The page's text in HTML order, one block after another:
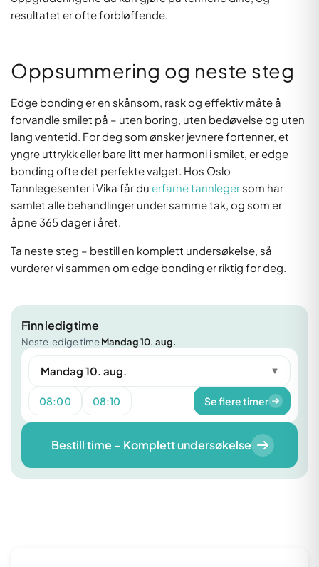
resultatet er ofte forbløffende.
Oppsummering og neste steg
Edge bonding er en skånsom, rask og effektiv måte å
forvandle smilet på – uten boring, uten bedøvelse og uten
lang ventetid. For deg som ønsker jevnere fortenner, et
yngre uttrykk eller bare litt mer harmoni i smilet, er edge
bonding ofte det perfekte valget. Hos Oslo
Tannlegesenter i Vika får du erfarne tannlegersom har
samlet alle behandlinger under samme tak, og som er
åpne 365 dager i året.
Ta neste steg – bestill en komplett undersøkelse, så
vurderer vi sammen om edge bonding er riktig for deg.
Finn ledig time
Neste ledige timeMandag 10. aug.
Mandag 10. aug. ▼
08:00 08:10 Se flere timer
Bestill time – Komplett undersøkelse